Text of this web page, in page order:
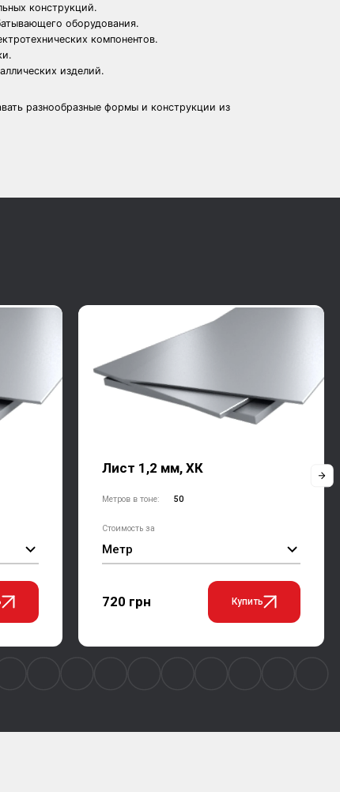
конструкций.
оборудования.
компонентов.
изделий.
разнообразные формы и конструкции из
Лист 1,2 мм, ХК
Метров в тоне: 50
Стоимость за
Метр
720 грн Купить